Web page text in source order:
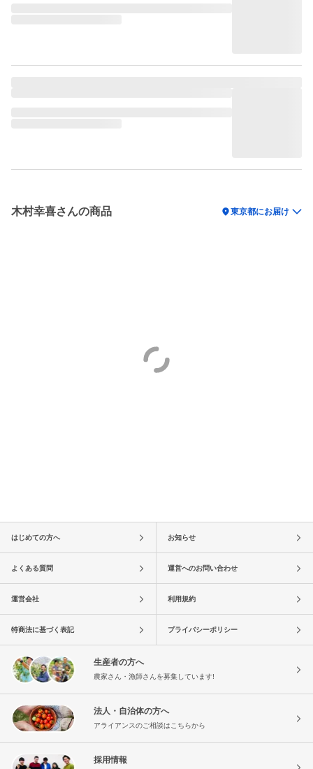
木村幸喜さんの商品 location_on東京都にお届け
はじめての方へ お知らせ
よくある質問 運営へのお問い合わせ
運営会社 利用規約
特商法に基づく表記 プライバシーポリシー
生産者の方へ
農家さん・漁師さんを募集しています!
法人・自治体の方へ
アライアンスのご相談はこちらから
採用情報